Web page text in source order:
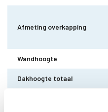
Afmeting overkapping
Wandhoogte
Dakhoogte totaal